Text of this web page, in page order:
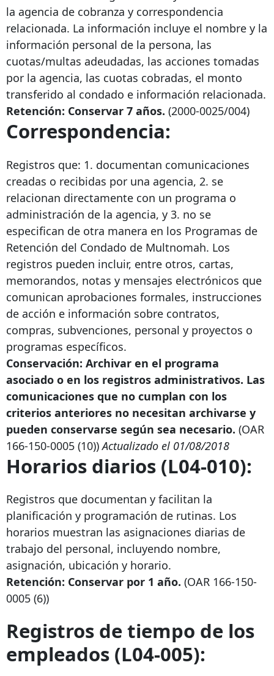
la agencia de cobranza y correspondencia
relacionada. La información incluye el nombre y la
información personal de la persona, las
cuotas/multas adeudadas, las acciones tomadas
por la agencia, las cuotas cobradas, el monto
transferido al condado e información relacionada.
Retención: Conservar 7 años. (2000-0025/004)
Correspondencia:
Registros que: 1. documentan comunicaciones
creadas o recibidas por una agencia, 2. se
relacionan directamente con un programa o
administración de la agencia, y 3. no se
especifican de otra manera en los Programas de
Retención del Condado de Multnomah. Los
registros pueden incluir, entre otros, cartas,
memorandos, notas y mensajes electrónicos que
comunican aprobaciones formales, instrucciones
de acción e información sobre contratos,
compras, subvenciones, personal y proyectos o
programas específicos.
Conservación: Archivar en el programa
asociado o en los registros administrativos. Las
comunicaciones que no cumplan con los
criterios anteriores no necesitan archivarse y
pueden conservarse según sea necesario. (OAR
166-150-0005 (10))Actualizado el 01/08/2018
Horarios diarios (L04-010):
Registros que documentan y facilitan la
planificación y programación de rutinas. Los
horarios muestran las asignaciones diarias de
trabajo del personal, incluyendo nombre,
asignación, ubicación y horario.
Retención: Conservar por 1 año. (OAR 166-150-
0005 (6))
Registros de tiempo de los
empleados (L04-005):